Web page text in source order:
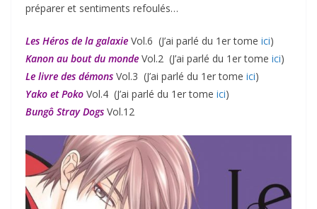
préparer et sentiments refoulés…
Les Héros de la galaxie Vol.6 (J’ai parlé du 1er tome ici)
Kanon au bout du monde Vol.2 (J’ai parlé du 1er tome ici)
Le livre des démons Vol.3 (J’ai parlé du 1er tome ici)
Yako et Poko Vol.4 (J’ai parlé du 1er tome ici)
Bungô Stray Dogs Vol.12